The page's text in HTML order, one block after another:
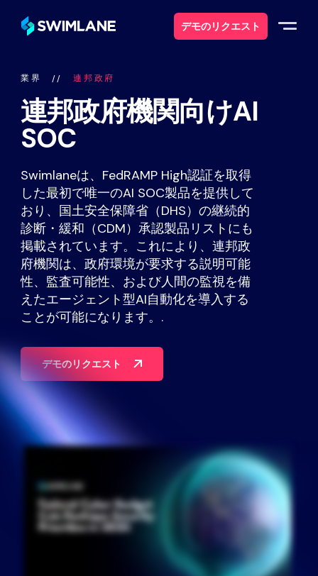
デモのリクエスト
ソリューション
製品紹介
サービス
リソース
について
パートナー
連絡先
ブログ
サポート
日本語
業界 連邦政府
連邦政府機関向けAI
SOC
Swimlaneは、FedRAMP High認証を取得
した最初で唯一のAI SOC製品を提供して
おり、国土安全保障省（DHS）の継続的
診断・緩和（CDM）承認製品リストにも
掲載されています。これにより、連邦政
府機関は、政府環境が要求する説明可能
性、監査可能性、および人間の監視を備
えたエージェント型AI自動化を導入する
ことが可能になります。.
デモのリクエスト